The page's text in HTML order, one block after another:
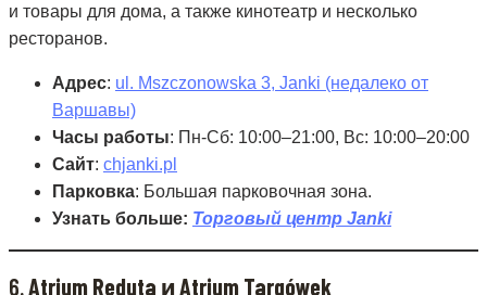
и товары для дома, а также кинотеатр и несколько
ресторанов.
Адрес: ul. Mszczonowska 3, Janki (недалеко от
Варшавы)
Часы работы: Пн-Сб: 10:00–21:00, Вс: 10:00–20:00
Сайт: chjanki.pl
Парковка: Большая парковочная зона.
Узнать больше: Торговый центр Janki
6.Atrium Reduta и Atrium Targówek